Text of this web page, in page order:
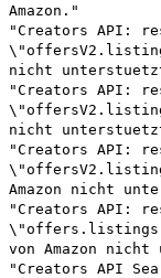
Amazon."
"Creators API:
nicht
"Creators API:
nicht
"Creators API:
Amazon nicht
"Creators API:
von Amazon
"Creators API